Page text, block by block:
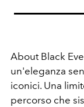
About Black
un'eleganza
iconici. Una
percorso che